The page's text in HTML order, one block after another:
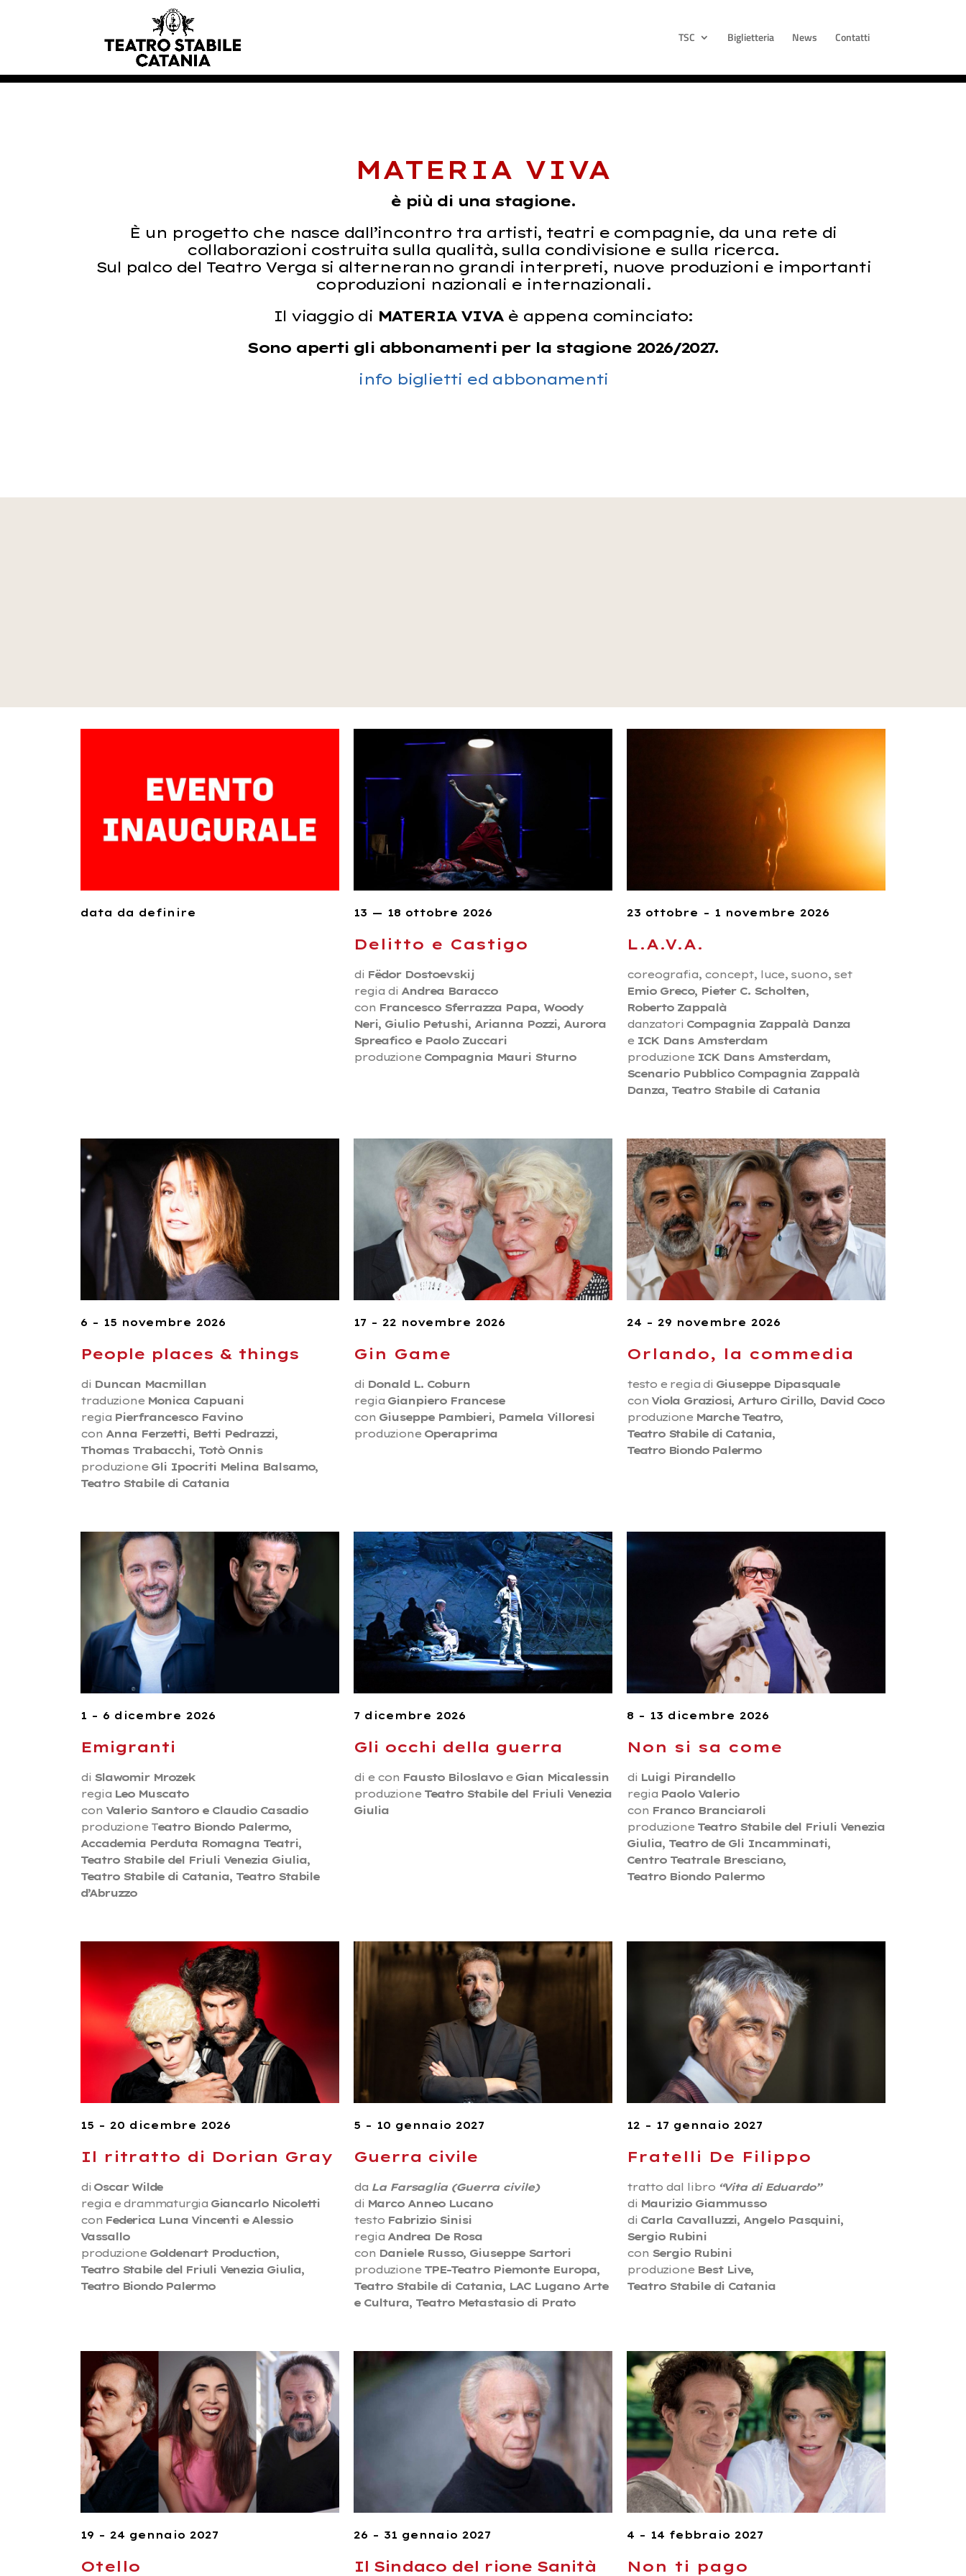
TSC Biglietteria News Contatti
MATERIA VIVA
è più di una stagione.
È un progetto che nasce dall’incontro tra artisti, teatri e compagnie, da una rete di
collaborazioni costruita sulla qualità, sulla condivisione e sulla ricerca.
Sul palco del Teatro Verga si alterneranno grandi interpreti, nuove produzioni e importanti
coproduzioni nazionali e internazionali.
Il viaggio di MATERIA VIVAè appena cominciato:
Sono aperti gli abbonamenti per la stagione 2026/2027.
info biglietti ed abbonamenti
data da definire 13 — 18 ottobre 2026
Delitto e Castigo
di Fëdor Dostoevskij
regia di Andrea Baracco
con Francesco Sferrazza Papa, Woody
Neri, Giulio Petushi, Arianna Pozzi, Aurora
Spreafico e Paolo Zuccari
produzione Compagnia Mauri Sturno
23 ottobre – 1 novembre 2026
L.A.V.A.
coreografia, concept, luce, suono, set
Emio Greco, Pieter C. Scholten,
Roberto Zappalà
danzatori Compagnia Zappalà Danza
e ICK Dans Amsterdam
produzione ICK Dans Amsterdam,
Scenario Pubblico Compagnia Zappalà
Danza, Teatro Stabile di Catania
6 – 15 novembre 2026
People places & things
di Duncan Macmillan
traduzione Monica Capuani
regia Pierfrancesco Favino
con Anna Ferzetti, Betti Pedrazzi,
Thomas Trabacchi, Totò Onnis
produzione Gli Ipocriti Melina Balsamo,
Teatro Stabile di Catania
17 – 22 novembre 2026
Gin Game
di Donald L. Coburn
regia Gianpiero Francese
con Giuseppe Pambieri, Pamela Villoresi
produzione Operaprima
24 – 29 novembre 2026
Orlando, la commedia
testo e regia di Giuseppe Dipasquale
con Viola Graziosi, Arturo Cirillo, David Coco
produzione Marche Teatro,
Teatro Stabile di Catania,
Teatro Biondo Palermo
1 – 6 dicembre 2026
Emigranti
di Slawomir Mrozek
regia Leo Muscato
con Valerio Santoro e Claudio Casadio
produzione Teatro Biondo Palermo,
Accademia Perduta Romagna Teatri,
Teatro Stabile del Friuli Venezia Giulia,
Teatro Stabile di Catania, Teatro Stabile
d’Abruzzo
7 dicembre 2026
Gli occhi della guerra
di e con Fausto Biloslavoe Gian Micalessin
produzione Teatro Stabile del Friuli Venezia
Giulia
8 – 13 dicembre 2026
Non si sa come
di Luigi Pirandello
regia Paolo Valerio
con Franco Branciaroli
produzione Teatro Stabile del Friuli Venezia
Giulia, Teatro de Gli Incamminati,
Centro Teatrale Bresciano,
Teatro Biondo Palermo
15 – 20 dicembre 2026
Il ritratto di Dorian Gray
di Oscar Wilde
regia e drammaturgia Giancarlo Nicoletti
con Federica Luna Vincenti e Alessio
Vassallo
produzione Goldenart Production,
Teatro Stabile del Friuli Venezia Giulia,
Teatro Biondo Palermo
5 – 10 gennaio 2027
Guerra civile
da La Farsaglia (Guerra civile)
di Marco Anneo Lucano
testo Fabrizio Sinisi
regia Andrea De Rosa
con Daniele Russo, Giuseppe Sartori
produzione TPE-Teatro Piemonte Europa,
Teatro Stabile di Catania, LAC Lugano Arte
e Cultura, Teatro Metastasio di Prato
12 – 17 gennaio 2027
Fratelli De Filippo
tratto dal libro “Vita di Eduardo”
di Maurizio Giammusso
di Carla Cavalluzzi, Angelo Pasquini,
Sergio Rubini
con Sergio Rubini
produzione Best Live,
Teatro Stabile di Catania
19 – 24 gennaio 2027
Otello
26 – 31 gennaio 2027
Il Sindaco del rione Sanità
4 – 14 febbraio 2027
Non ti pago